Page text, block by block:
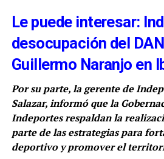
Le puede interesar:
desocupación del
Guillermo Naranjo en
Por su parte, la gerente de
Salazar, informó que la
Indeportes respaldan la
parte de las estrategias para
deportivo y promover el